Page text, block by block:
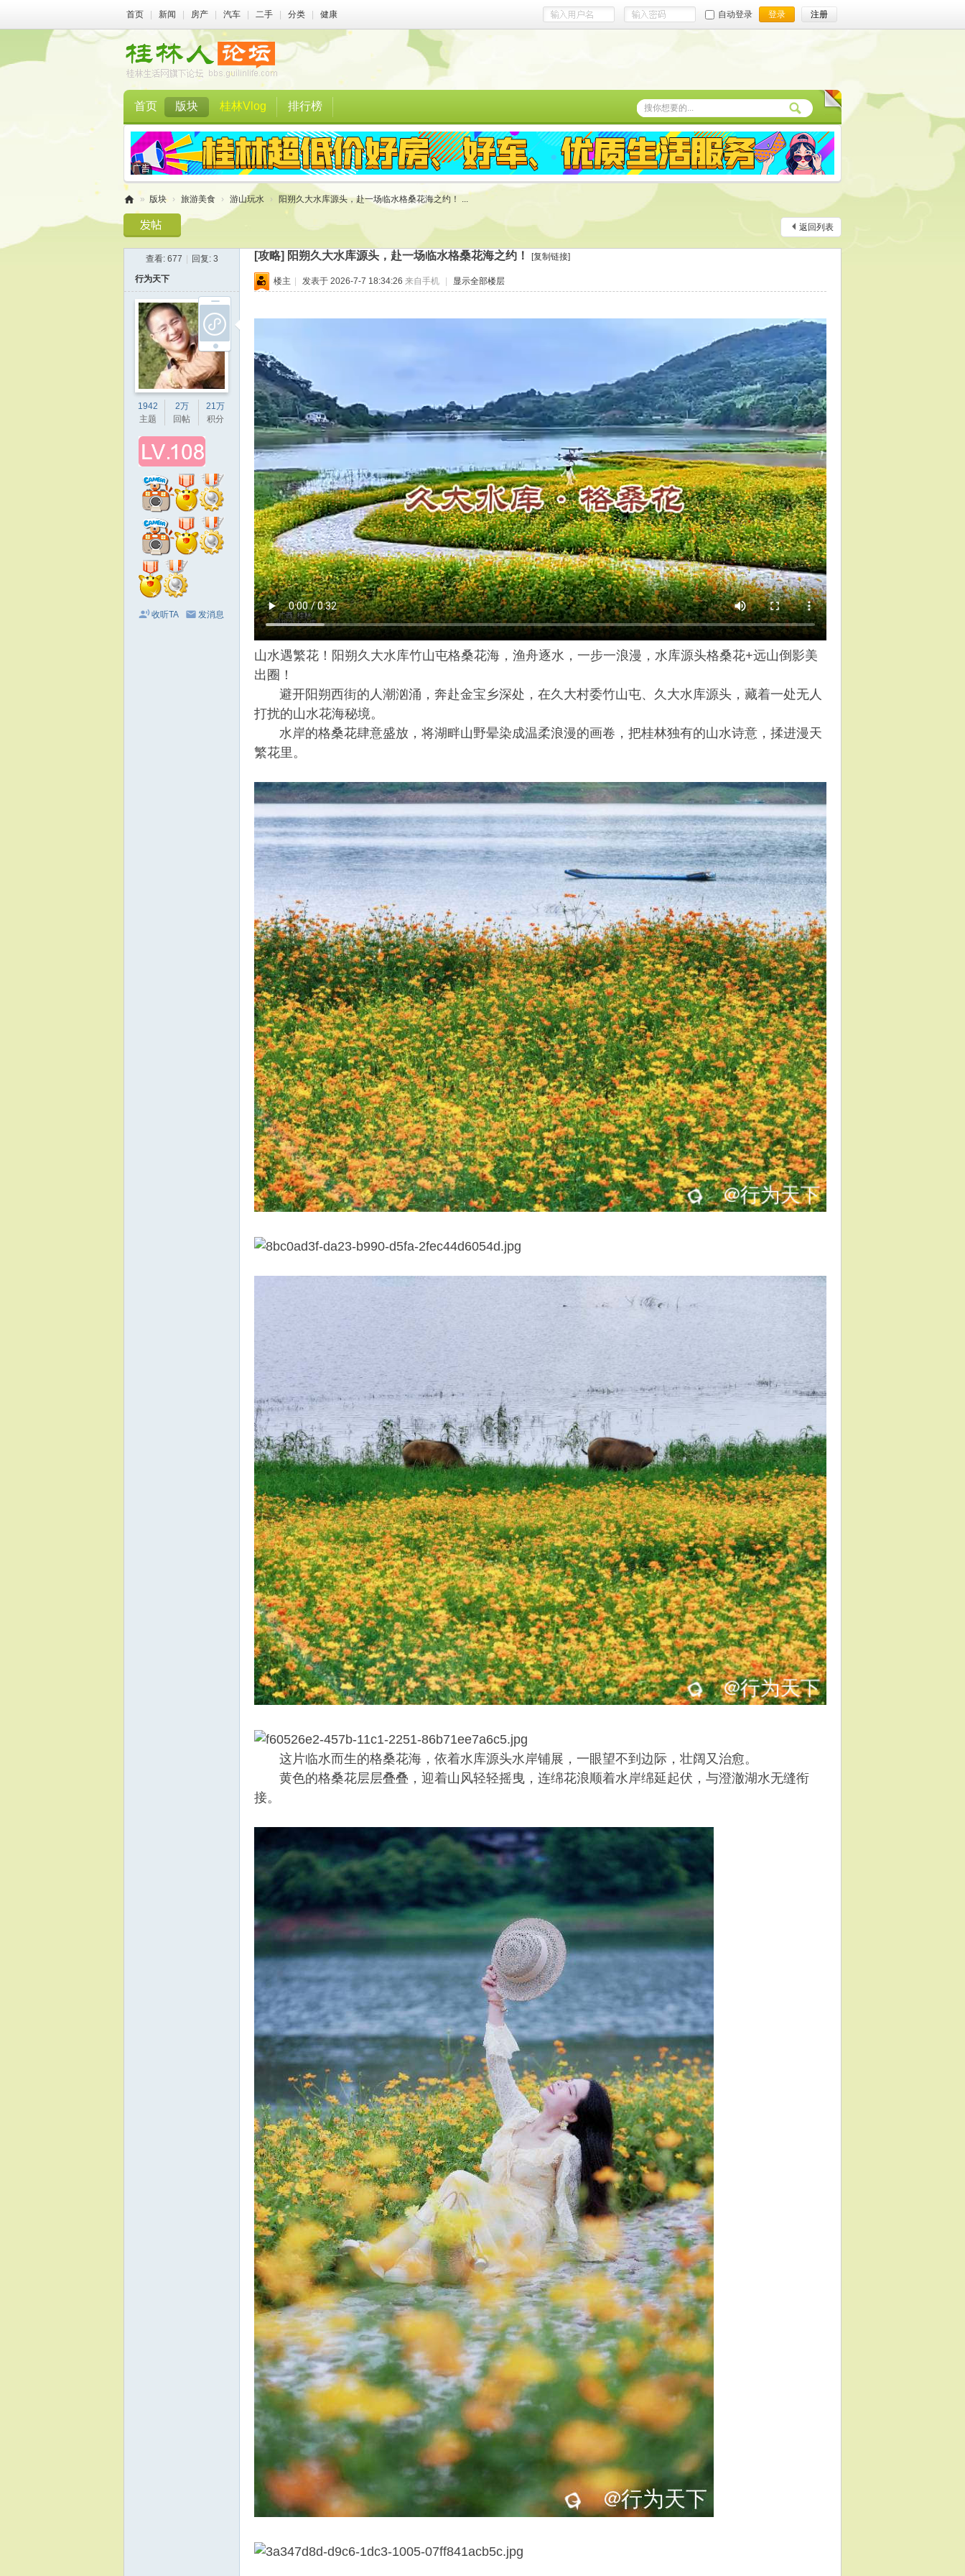
首页 新闻 房产 汽车 二手 分类 健康 自动登录 登录 注册
首页 版块 桂林Vlog 排行榜
林
» 版块 › 旅游美食 › 游山玩水 › 阳朔久大水库源头，赴一场临水格桑花海之约！ ...
返回列表
查看: 677 回复: 3 [攻略] 阳朔久大水库源头，赴一场临水格桑花海之约！ [复制链接]
行为天下
1942
主题
2万
回帖
21万
积分
收听TA 发消息
楼主 | 发表于 2026-7-7 18:34:26 来自手机 | 显示全部楼层
山水遇繁花！阳朔久大水库竹山屯格桑花海，渔舟逐水，一步一浪漫，水库源头格桑花+远山倒影美
出圈！
避开阳朔西街的人潮汹涌，奔赴金宝乡深处，在久大村委竹山屯、久大水库源头，藏着一处无人
打扰的山水花海秘境。
水岸的格桑花肆意盛放，将湖畔山野晕染成温柔浪漫的画卷，把桂林独有的山水诗意，揉进漫天
繁花里。
这片临水而生的格桑花海，依着水库源头水岸铺展，一眼望不到边际，壮阔又治愈。
黄色的格桑花层层叠叠，迎着山风轻轻摇曳，连绵花浪顺着水岸绵延起伏，与澄澈湖水无缝衔
接。